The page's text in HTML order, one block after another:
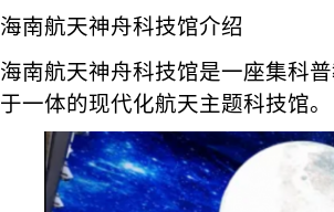
海南航天神舟科技馆介绍
海南航天神舟科技馆是一座集科
于一体的现代化航天主题科技馆。